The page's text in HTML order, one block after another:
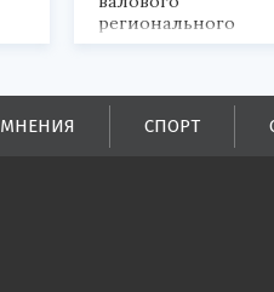
регионального
продукта и
поступлений в
бюджеты всех
МНЕНИЯ СПОРТ